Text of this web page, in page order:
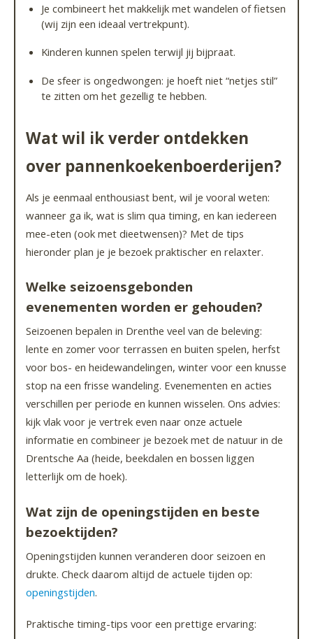
Je combineert het makkelijk met wandelen of fietsen
(wij zijn een ideaal vertrekpunt).
Kinderen kunnen spelen terwijl jij bijpraat.
De sfeer is ongedwongen: je hoeft niet “netjes stil”
te zitten om het gezellig te hebben.
Wat wil ik verder ontdekken
over pannenkoekenboerderijen?
Als je eenmaal enthousiast bent, wil je vooral weten:
wanneer ga ik, wat is slim qua timing, en kan iedereen
mee-eten (ook met dieetwensen)? Met de tips
hieronder plan je je bezoek praktischer en relaxter.
Welke seizoensgebonden
evenementen worden er gehouden?
Seizoenen bepalen in Drenthe veel van de beleving:
lente en zomer voor terrassen en buiten spelen, herfst
voor bos- en heidewandelingen, winter voor een knusse
stop na een frisse wandeling. Evenementen en acties
verschillen per periode en kunnen wisselen. Ons advies:
kijk vlak voor je vertrek even naar onze actuele
informatie en combineer je bezoek met de natuur in de
Drentsche Aa (heide, beekdalen en bossen liggen
letterlijk om de hoek).
Wat zijn de openingstijden en beste
bezoektijden?
Openingstijden kunnen veranderen door seizoen en
drukte. Check daarom altijd de actuele tijden op:
openingstijden.
Praktische timing-tips voor een prettige ervaring: